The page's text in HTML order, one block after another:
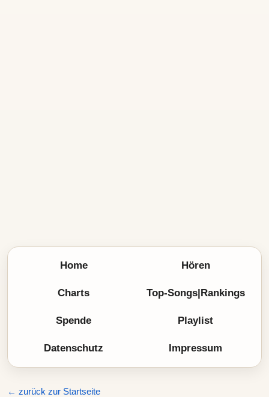
Home Hören
Charts Top-Songs|Rankings
Spende Playlist
Datenschutz Impressum
← zurück zur Startseite